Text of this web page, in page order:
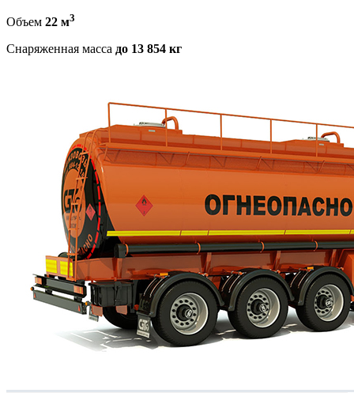
Объем 22 м3
Снаряженная масса до 13 854 кг